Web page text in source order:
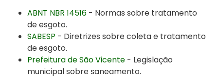
ABNT NBR 14516 - Normas sobre tratamento
de esgoto.
SABESP - Diretrizes sobre coleta e tratamento
de esgoto.
Prefeitura de São Vicente - Legislação
municipal sobre saneamento.